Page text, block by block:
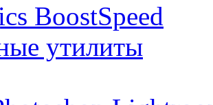
BoostSpeed
утилиты